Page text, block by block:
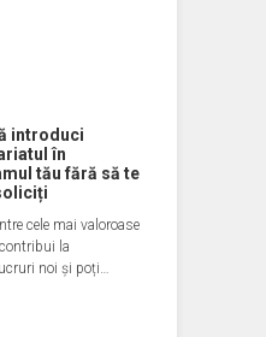
introduci
în
tău fără să te
cele mai valoroase
la
noi și poți…